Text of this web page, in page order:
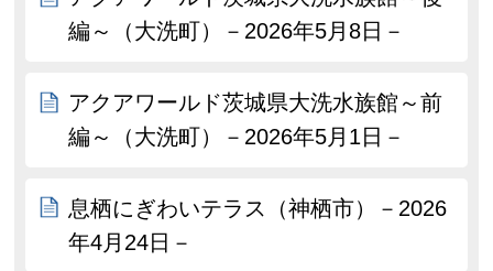
編～（大洗町）－2026年5月8日－
アクアワールド茨城県大洗水族館～前
編～（大洗町）－2026年5月1日－
息栖にぎわいテラス（神栖市）－2026
年4月24日－